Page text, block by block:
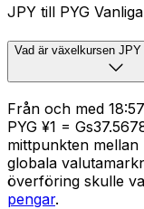
JPY till PYG
Vad är växelkursen
Från och med
PYG ¥1 =
mittpunkten
globala
överföring skulle
pengar.